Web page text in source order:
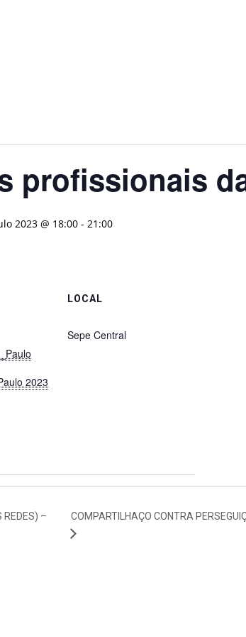
profissionais
2023 @ 18:00 - 21:00
2023
LOCAL
Sepe Central
REDES) –
COMPARTILHAÇO CONTRA